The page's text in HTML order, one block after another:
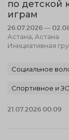
по детской
играм
26.07.2026 —
Астана, Астана
Инициативная
Социальное
Спортивное и
21.07.2026 00:09